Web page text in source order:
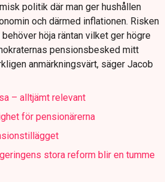
politik där man ger hushållen
och därmed inflationen. Risken
höja räntan vilket ger högre
pensionsbesked mitt
anmärkningsvärt, säger Jacob
– alltjämt relevant
för pensionärerna
stora reform blir en tumme